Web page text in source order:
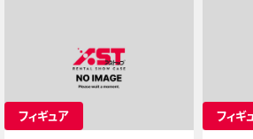
フィギュア フィギ